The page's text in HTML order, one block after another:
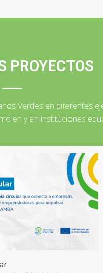
PROYECTOS
Verdes en diferentes
en y en instituciones